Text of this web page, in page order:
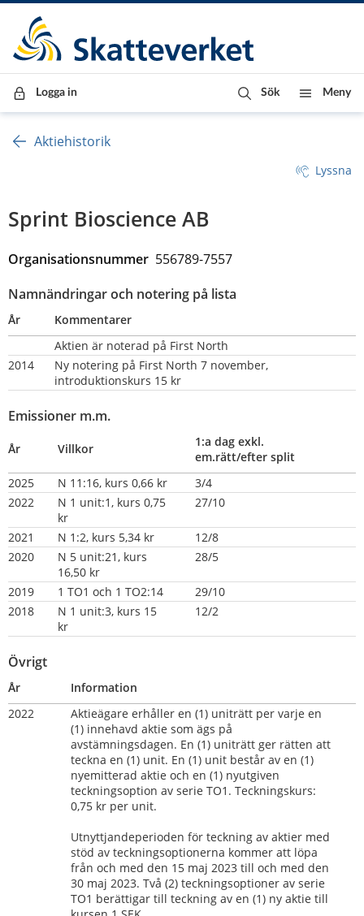
Till innehåll
Till navigationen
Till chattrobot
Logga in Sök Meny
Aktiehistorik
Lyssna
Sprint Bioscience AB
Organisationsnummer 556789-7557
Namnändringar och notering på lista
År
Kommentarer
Aktien är noterad på First North
2014
Ny notering på First North 7 november,
introduktionskurs 15 kr
Emissioner m.m.
År Villkor
1:a dag exkl.
em.rätt/efter split
2025
N 11:16, kurs 0,66 kr
3/4
2022
N 1 unit:1, kurs 0,75
kr
27/10
2021 N 1:2, kurs 5,34 kr
12/8
2020
N 5 unit:21, kurs
16,50 kr
28/5
2019 1 TO1 och 1 TO2:14
29/10
2018
N 1 unit:3, kurs 15
kr
12/2
Övrigt
År
Information
2022
Aktieägare erhåller en (1) uniträtt per varje en
(1) innehavd aktie som ägs på
avstämningsdagen. En (1) uniträtt ger rätten att
teckna en (1) unit. En (1) unit består av en (1)
nyemitterad aktie och en (1) nyutgiven
teckningsoption av serie TO1. Teckningskurs:
0,75 kr per unit.
Utnyttjandeperioden för teckning av aktier med
stöd av teckningsoptionerna kommer att löpa
från och med den 15 maj 2023 till och med den
30 maj 2023. Två (2) teckningsoptioner av serie
TO1 berättigar till teckning av en (1) ny aktie till